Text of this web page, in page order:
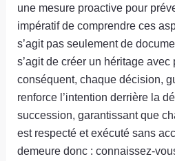
une mesure proactive pour
impératif de comprendre ces
s’agit pas seulement de
s’agit de créer un héritage
conséquent, chaque décision,
renforce l’intention derrière la
succession, garantissant que
est respecté et exécuté sans
demeure donc : connaissez-